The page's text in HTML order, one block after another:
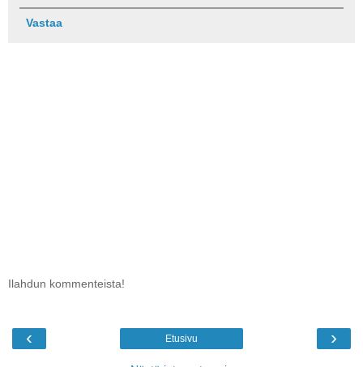
Vastaa
Ilahdun kommenteista!
‹ ›
Etusivu